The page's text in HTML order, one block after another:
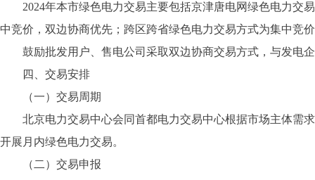
2024年本市绿色电力交易主要包括京津唐电网绿色电力交
中竞价，双边协商优先；跨区跨省绿色电力交易方式为集中竞
鼓励批发用户、售电公司采取双边协商交易方式，与发电
四、交易安排
（一）交易周期
北京电力交易中心会同首都电力交易中心根据市场主体需求
开展月内绿色电力交易。
（二）交易申报